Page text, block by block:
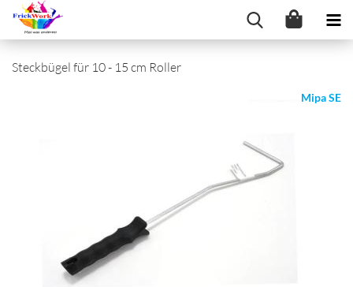
Steckbügel für 10 - 15 cm Roller
Mipa SE